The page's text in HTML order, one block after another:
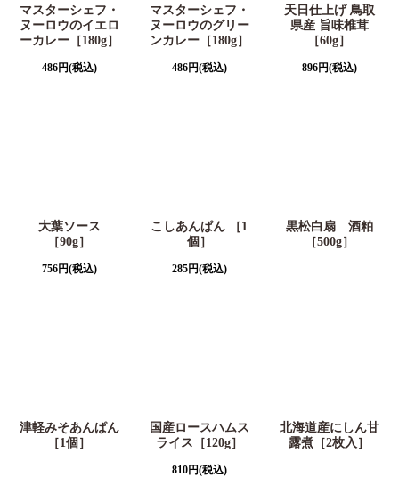
マスターシェフ・
ヌーロウのイエロ
ーカレー［180g］
486円(税込)
マスターシェフ・
ヌーロウのグリー
ンカレー［180g］
486円(税込)
天日仕上げ 鳥取
県産 旨味椎茸
［60g］
896円(税込)
大葉ソース
［90g］
756円(税込)
こしあんぱん ［1
個］
285円(税込)
黒松白扇 酒粕
［500g］
津軽みそあんぱん
［1個］
国産ロースハムス
ライス［120g］
810円(税込)
北海道産にしん甘
露煮［2枚入］